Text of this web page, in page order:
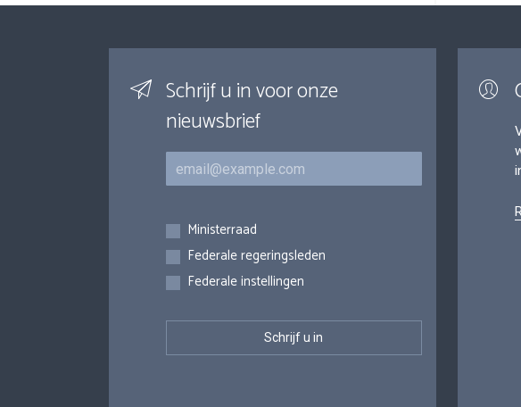
Schrijf u in voor onze
nieuwsbrief
E-mail
Inschrijvingen
Ministerraad
Federale regeringsleden
Federale instellingen